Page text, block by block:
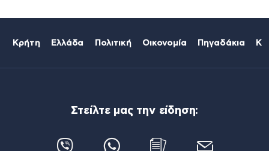
Κρήτη Ελλάδα Πολιτική Οικονομία Πηγαδάκια
Στείλτε μας την είδηση: